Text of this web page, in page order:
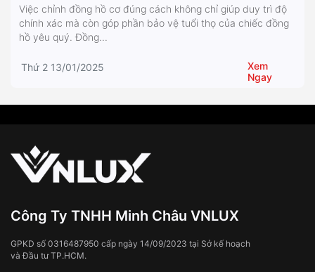
Việc chỉnh đồng hồ cơ đúng cách không chỉ giúp duy trì độ
chính xác mà còn góp phần bảo vệ tuổi thọ của chiếc đồng
hồ yêu quý. Đồng...
Thứ 2 13/01/2025
Xem
Ngay
Công Ty TNHH Minh Châu VNLUX
GPKD số 0316487950 cấp ngày 14/09/2023 tại Sở kế hoạch
và Đầu tư TP.HCM.